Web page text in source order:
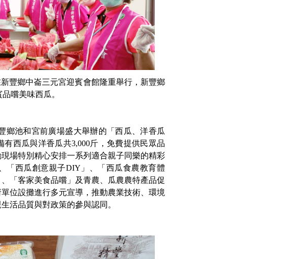
豐鄉中崙三元宮迎賓會館隆重舉行，新豐鄉
嚐美味西瓜。
鄉池和宮前廣場盛大舉辦的「西瓜、洋香瓜
西瓜與洋香瓜共3,000斤，免費提供民眾品
場特別精心安排一系列適合親子同樂的精彩
「西瓜創意親子DIY」、「西瓜食農教育體
「客家美食品嚐」及青農、瓜農農特產品促
位設攤進行多元宣導，推動農業技術、環境
活品質與對政策的參與認同。